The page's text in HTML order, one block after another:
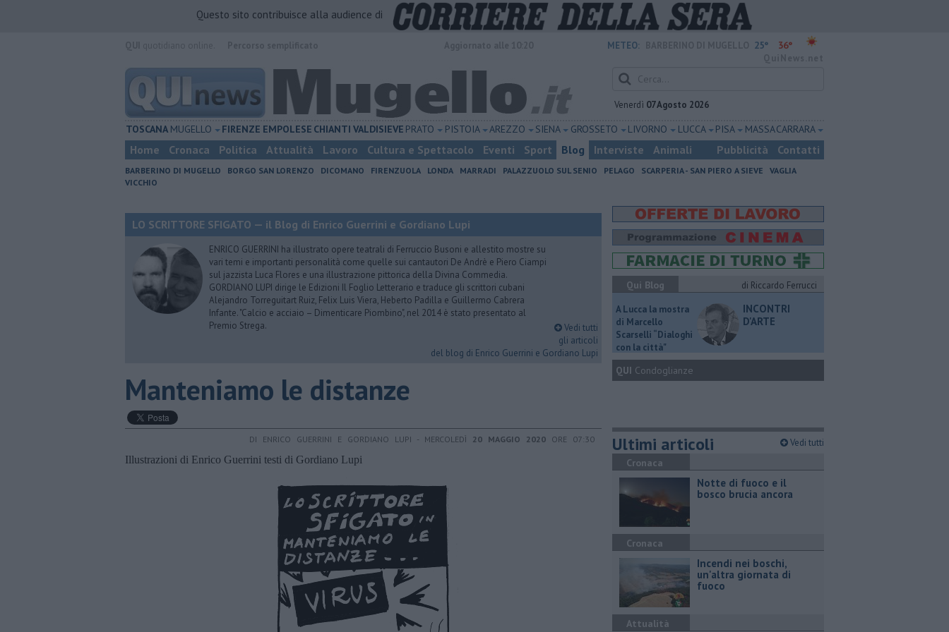
Questo sito contribuisce alla audience di
METEO: 25° 36°
Venerdì 07 Agosto 2026
TOSCANA MUGELLO FIRENZE EMPOLESE CHIANTI VALDISIEVE PRATO PISTOIA AREZZO SIENA GROSSETO LIVORNO LUCCA PISA MASSA CARRARA
Home Cronaca Politica Attualità Lavoro Cultura e Spettacolo Eventi Sport Blog Interviste Animali Pubblicità Contatti
BARBERINO DI MUGELLO BORGO SAN LORENZO DICOMANO FIRENZUOLA LONDA MARRADI PALAZZUOLO SUL SENIO PELAGO SCARPERIA - SAN PIERO A SIEVE
VAGLIA
VICCHIO
LO SCRITTORE SFIGATO — il Blog di Enrico Guerrini e Gordiano Lupi
ENRICO GUERRINI ha illustrato opere teatrali di Ferruccio Busoni e allestito mostre su
vari temi e importanti personalità come quelle sui cantautori De Andrè e Piero Ciampi
sul jazzista Luca Flores e una illustrazione pittorica della Divina Commedia.
GORDIANO LUPI dirige le Edizioni Il Foglio Letterario e traduce gli scrittori cubani
Alejandro Torreguitart Ruiz, Felix Luis Viera, Heberto Padilla e Guillermo Cabrera
Infante. "Calcio e acciaio – Dimenticare Piombino", nel 2014 è stato presentato al
Premio Strega.
Vedi tutti
gli articoli
del blog di Enrico Guerrini e Gordiano Lupi
Manteniamo le distanze
DI ENRICO GUERRINI E GORDIANO LUPI - MERCOLEDÌ 20 MAGGIO 2020 ORE 07:30
Illustrazioni di Enrico Guerrini testi di Gordiano Lupi
Qui Blog
di Riccardo Ferrucci
A Lucca la mostra
di Marcello
Scarselli “Dialoghi
con la città"
INCONTRI
D'ARTE
QUI Condoglianze
Ultimi articoli Vedi tutti
Cronaca
Notte di fuoco e il
bosco brucia ancora
Cronaca
Incendi nei boschi,
un'altra giornata di
fuoco
Attualità